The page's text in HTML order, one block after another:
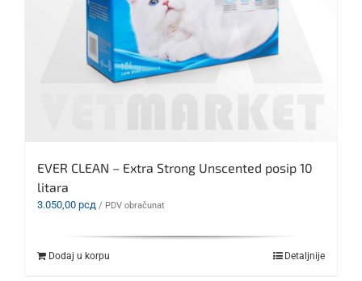
EVER CLEAN – Extra Strong Unscented posip 10
litara
3.050,00 рсд / PDV obračunat
Dodaj u korpu Detaljnije